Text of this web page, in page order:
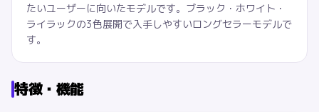
たいユーザーに向いたモデルです。ブラック・ホワイト・
ライラックの3色展開で入手しやすいロングセラーモデルで
す。
特徴・機能